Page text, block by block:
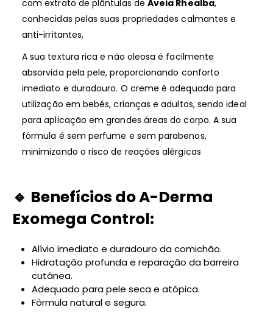
com extrato de plântulas de Aveia Rhealba,
conhecidas pelas suas propriedades calmantes e
anti-irritantes,
A sua textura rica e não oleosa é facilmente
absorvida pela pele, proporcionando conforto
imediato e duradouro. O creme é adequado para
utilização em bebés, crianças e adultos, sendo ideal
para aplicação em grandes áreas do corpo. A sua
fórmula é sem perfume e sem parabenos,
minimizando o risco de reações alérgicas
🔹 Benefícios doA-Derma
Exomega Control:
Alívio imediato e duradouro da comichão.
Hidratação profunda e reparação da barreira
cutânea.
Adequado para pele seca e atópica.
Fórmula natural e segura.